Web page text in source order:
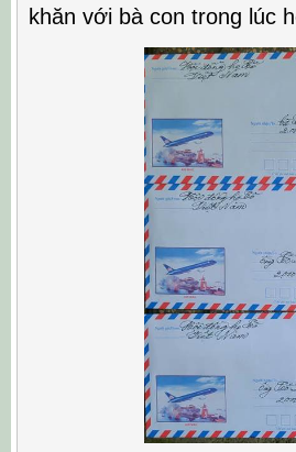
khăn với bà con trong lúc